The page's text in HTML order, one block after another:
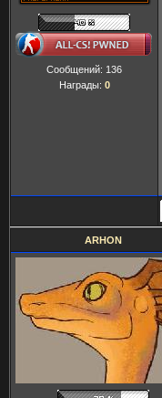
Сообщений: 136
Награды: 0
ARHON